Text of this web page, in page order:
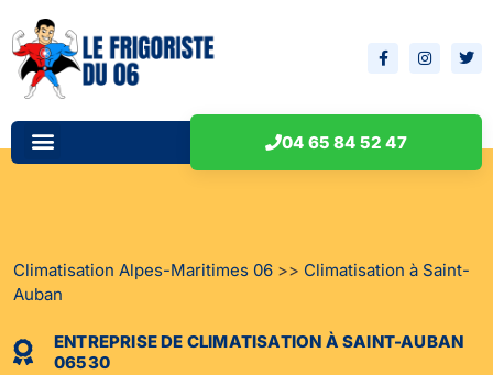
04 65 84 52 47
Climatisation Alpes-Maritimes 06 >> Climatisation à Saint-
Auban
ENTREPRISE DE CLIMATISATION À SAINT-AUBAN
06530